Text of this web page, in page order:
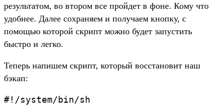
результатом, во втором все пройдет в фоне. Кому что
удобнее. Далее сохраняем и получаем кнопку, с
помощью которой скрипт можно будет запустить
быстро и легко.
Теперь напишем скрипт, который восстановит наш
бэкап:
#!/system/bin/sh